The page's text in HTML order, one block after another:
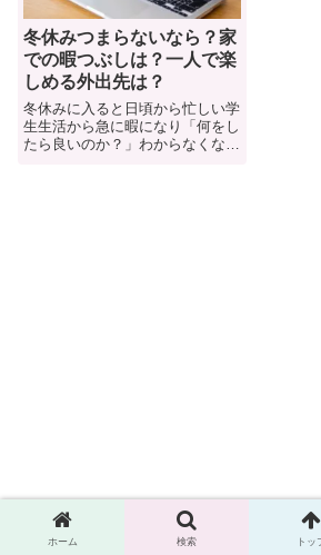
冬休みつまらないなら？家
での暇つぶしは？一人で楽
しめる外出先は？
冬休みに入ると日頃から忙しい学
生生活から急に暇になり「何をし
たら良いのか？」わからなくなり
ホーム 検索 トッ